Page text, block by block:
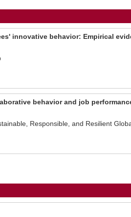
innovative behavior: Empirical
behavior and job
Responsible, and Resilient